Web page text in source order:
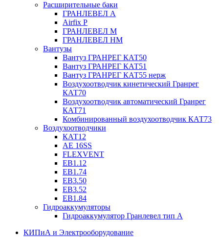
Расширительные баки
ГРАНЛЕВЕЛ А
Airfix P
ГРАНЛЕВЕЛ М
ГРАНЛЕВЕЛ НМ
Вантузы
Вантуз ГРАНРЕГ КАТ50
Вантуз ГРАНРЕГ КАТ51
Вантуз ГРАНРЕГ КАТ55 нерж
Воздухоотводчик кинетический Гранрег
КАТ70
Воздухоотводчик автоматический Гранрег
КАТ71
Комбинированный воздухоотводчик КАТ73
Воздухоотводчики
КАТ12
AE 16SS
FLEXVENT
EB1.12
EB1.74
EB3.50
EB3.52
EB1.84
Гидроаккумуляторы
Гидроаккумулятор Гранлевел тип А
КИПиА и Электрооборудование